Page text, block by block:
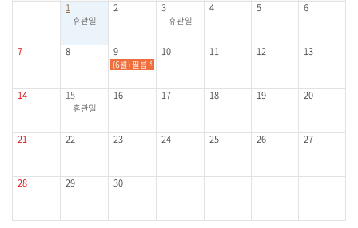
1
휴관일
2 3
휴관일
4 5 6
7 8 9
(6월) 필름 위의 산책 : 나를 찾는 시네마 힐링
10 11 12 13
14 15
휴관일
16 17 18 19 20
21 22 23 24 25 26 27
28 29 30